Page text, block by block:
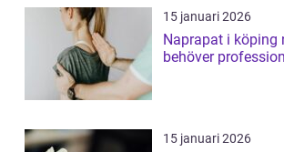
15 januari 2026
Naprapat i köping när kroppen
behöver
15 januari 2026